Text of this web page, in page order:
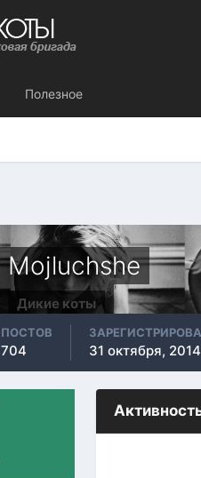
Полезное
Mojluchshe
Дикие коты
ПОСТОВ
704 31 октября, 2014